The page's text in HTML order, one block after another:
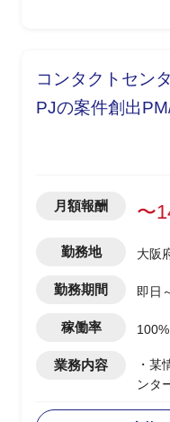
コンタクトセン
PJの案件創出
月額報酬 〜
勤務地 大阪
勤務期間 即日
稼働率 100%
業務内容
・某
ンタ